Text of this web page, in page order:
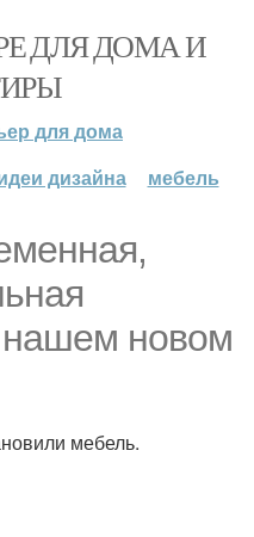
ДЛЯ ДОМА И
для дома
дизайна мебель
нашем новом
мебель.